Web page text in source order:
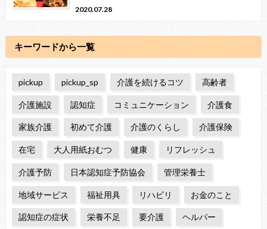
2020.07.28
キーワードから一覧
pickup pickup_sp 介護を続けるコツ 高齢者
介護施設 認知症 コミュニケーション 介護食
家族介護 初めて介護 介護のくらし 介護保険
在宅 大人用紙おむつ 健康 リフレッシュ
介護予防 日本認知症予防協会 管理栄養士
地域サービス 福祉用具 リハビリ お金のこと
認知症の症状 栄養不足 要介護 ヘルパー